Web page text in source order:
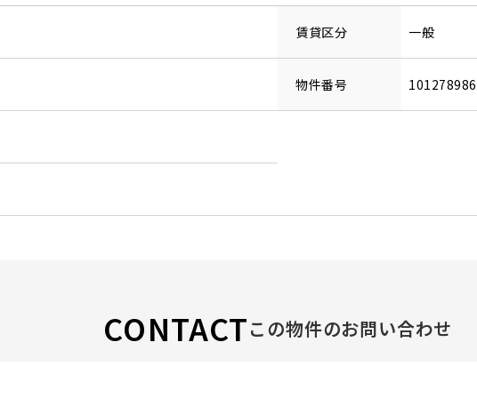
賃貸区分 一般
物件番号 101278986
CONTACTこの物件のお問い合わせ